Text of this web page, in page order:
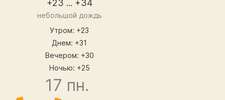
+23 ... +34
небольшой дождь
Утром: +23
Днем: +31
Вечером: +30
Ночью: +25
17 пн.